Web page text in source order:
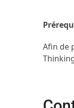
Afin de